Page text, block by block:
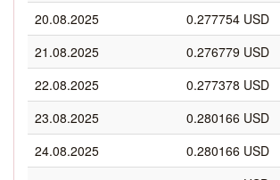
20.08.2025
0.277754 USD
21.08.2025
0.276779 USD
22.08.2025
0.277378 USD
23.08.2025
0.280166 USD
24.08.2025
0.280166 USD